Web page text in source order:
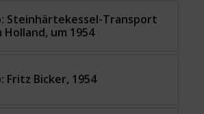
Steinhärtekessel-Transport
Holland, um 1954
Fritz Bicker, 1954